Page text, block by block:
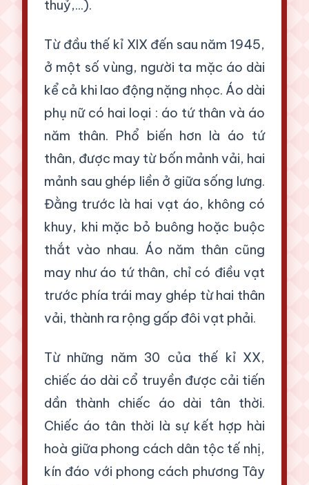
thuỷ,...).
Từ đầu thế kỉ XIX đến sau năm 1945,
ở một số vùng, người ta mặc áo dài
kể cả khi lao động nặng nhọc. Áo dài
phụ nữ có hai loại : áo tứ thân và áo
năm thân. Phổ biến hơn là áo tứ
thân, được may từ bốn mảnh vải, hai
mảnh sau ghép liền ở giữa sống lưng.
Đằng trước là hai vạt áo, không có
khuy, khi mặc bỏ buông hoặc buộc
thắt vào nhau. Áo năm thân cũng
may như áo tứ thân, chỉ có điều vạt
trước phía trái may ghép từ hai thân
vải, thành ra rộng gấp đôi vạt phải.
Từ những năm 30 của thế kỉ XX,
chiếc áo dài cổ truyền được cải tiến
dần thành chiếc áo dài tân thời.
Chiếc áo tân thời là sự kết hợp hài
hoà giữa phong cách dân tộc tế nhị,
kín đáo với phong cách phương Tây